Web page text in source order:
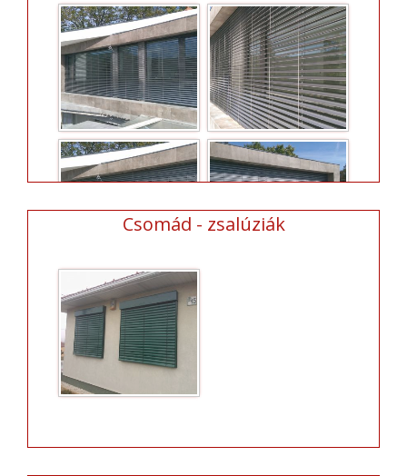
Csomád - zsalúziák